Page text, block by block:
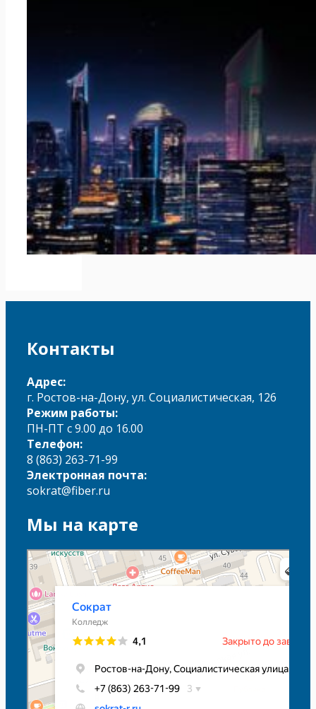
Контакты
Адрес:
г. Ростов-на-Дону, ул. Социалистическая, 126
Режим работы:
ПН-ПТ с 9.00 до 16.00
Телефон:
8 (863) 263-71-99
Электронная почта:
sokrat@fiber.ru
Мы на карте
Сократ
Колледж в Ростове‑на‑Дону